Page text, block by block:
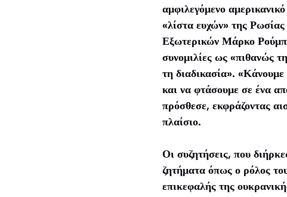
αμφιλεγόμενο
«λίστα ευχών» της
Εξωτερικών Μάρκο
συνομιλίες ως «πιθανώς
τη διαδικασία».
και να φτάσουμε σε ένα
πρόσθεσε, εκφράζοντας
πλαίσιο.
Οι συζητήσεις, που
ζητήματα όπως ο ρόλος
επικεφαλής της